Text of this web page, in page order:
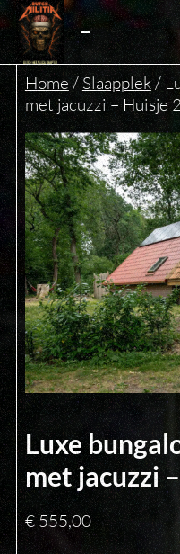
Ga
naar
de
inhoudHome/Slaapplek/
met jacuzzi – Huisje
Luxe
met jacuzzi
€555,00